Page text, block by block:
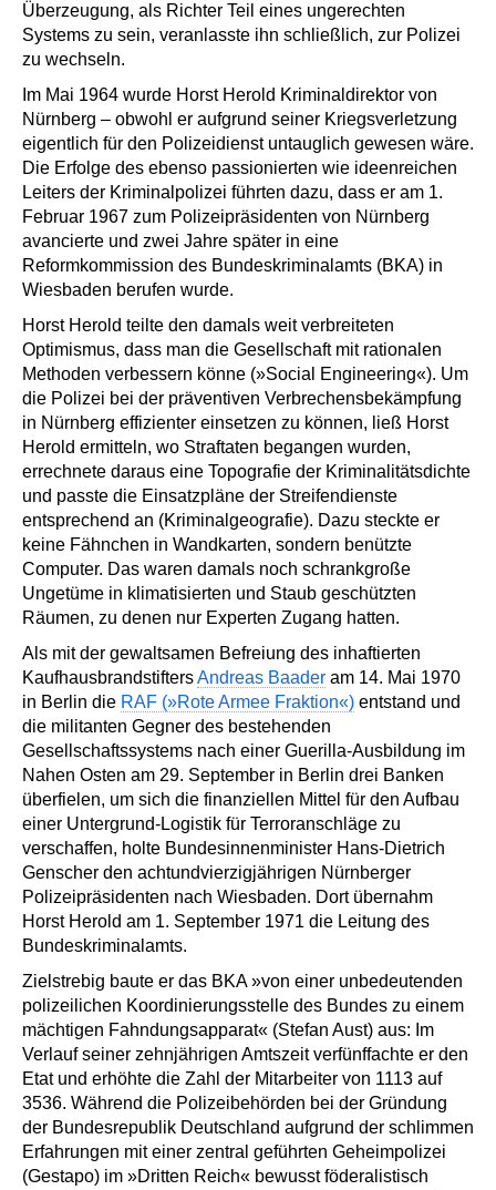
Überzeugung, als Richter Teil eines ungerechten
Systems zu sein, veranlasste ihn schließlich, zur Polizei
zu wechseln.
Im Mai 1964 wurde Horst Herold Kriminaldirektor von
Nürnberg – obwohl er aufgrund seiner Kriegsverletzung
eigentlich für den Polizeidienst untauglich gewesen wäre.
Die Erfolge des ebenso passionierten wie ideenreichen
Leiters der Kriminalpolizei führten dazu, dass er am 1.
Februar 1967 zum Polizeipräsidenten von Nürnberg
avancierte und zwei Jahre später in eine
Reformkommission des Bundeskriminalamts (BKA) in
Wiesbaden berufen wurde.
Horst Herold teilte den damals weit verbreiteten
Optimismus, dass man die Gesellschaft mit rationalen
Methoden verbessern könne (»Social Engineering«). Um
die Polizei bei der präventiven Verbrechensbekämpfung
in Nürnberg effizienter einsetzen zu können, ließ Horst
Herold ermitteln, wo Straftaten begangen wurden,
errechnete daraus eine Topografie der Kriminalitätsdichte
und passte die Einsatzpläne der Streifendienste
entsprechend an (Kriminalgeografie). Dazu steckte er
keine Fähnchen in Wandkarten, sondern benützte
Computer. Das waren damals noch schrankgroße
Ungetüme in klimatisierten und Staub geschützten
Räumen, zu denen nur Experten Zugang hatten.
Als mit der gewaltsamen Befreiung des inhaftierten
KaufhausbrandstiftersAndreas Baader am 14. Mai 1970
in Berlin die RAF (»Rote Armee Fraktion«) entstand und
die militanten Gegner des bestehenden
Gesellschaftssystems nach einer Guerilla-Ausbildung im
Nahen Osten am 29. September in Berlin drei Banken
überfielen, um sich die finanziellen Mittel für den Aufbau
einer Untergrund-Logistik für Terroranschläge zu
verschaffen, holte Bundesinnenminister Hans-Dietrich
Genscher den achtundvierzigjährigen Nürnberger
Polizeipräsidenten nach Wiesbaden. Dort übernahm
Horst Herold am 1. September 1971 die Leitung des
Bundeskriminalamts.
Zielstrebig baute er das BKA »von einer unbedeutenden
polizeilichen Koordinierungsstelle des Bundes zu einem
mächtigen Fahndungsapparat« (Stefan Aust) aus: Im
Verlauf seiner zehnjährigen Amtszeit verfünffachte er den
Etat und erhöhte die Zahl der Mitarbeiter von 1113 auf
3536. Während die Polizeibehörden bei der Gründung
der Bundesrepublik Deutschland aufgrund der schlimmen
Erfahrungen mit einer zentral geführten Geheimpolizei
(Gestapo) im »Dritten Reich« bewusst föderalistisch